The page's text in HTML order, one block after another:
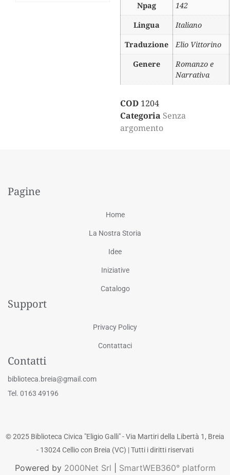
Npag
142
Lingua
Italiano
Traduzione
Elio Vittorino
Genere
Romanzo e
Narrativa
COD 1204
Categoria Senza
argomento
Pagine
Home
La Nostra Storia
Idee
Iniziative
Catalogo
Support
Privacy Policy
Contattaci
Contatti
biblioteca.breia@gmail.com
Tel. 0163 49196
© 2025 Biblioteca Civica "Eligio Galli" - Via Martiri della Libertà 1, Breia
- 13024 Cellio con Breia (VC) | Tutti i diritti riservati
Powered by 2000Net Srl SmartWEB360° platform